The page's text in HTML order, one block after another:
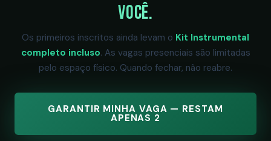
você.
Os primeiros inscritos ainda levam o Kit Instrumental
completo incluso. As vagas presenciais são limitadas
pelo espaço físico. Quando fechar, não reabre.
GARANTIR MINHA VAGA — RESTAM
APENAS 2